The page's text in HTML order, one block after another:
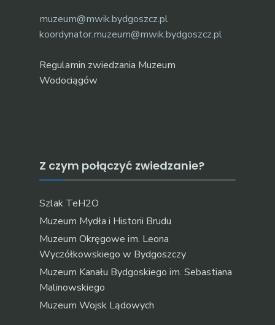
muzeum@mwik.bydgoszcz.pl
koordynator.muzeum@mwik.bydgoszcz.pl
Regulamin zwiedzania Muzeum
Wodociągów
Z czym połączyć zwiedzanie?
Szlak TeH2O
Muzeum Mydła i Historii Brudu
Muzeum Okręgowe im. Leona
Wyczółkowskiego w Bydgoszczy
Muzeum Kanału Bydgoskiego im. Sebastiana
Malinowskiego
Muzeum Wojsk Lądowych